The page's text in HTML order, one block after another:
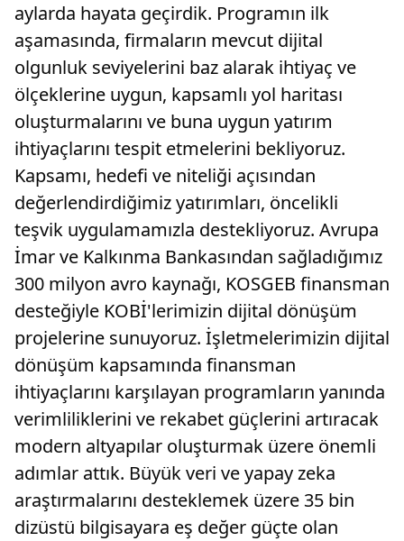
aylarda hayata geçirdik. Programın ilk
aşamasında, firmaların mevcut dijital
olgunluk seviyelerini baz alarak ihtiyaç ve
ölçeklerine uygun, kapsamlı yol haritası
oluşturmalarını ve buna uygun yatırım
ihtiyaçlarını tespit etmelerini bekliyoruz.
Kapsamı, hedefi ve niteliği açısından
değerlendirdiğimiz yatırımları, öncelikli
teşvik uygulamamızla destekliyoruz. Avrupa
İmar ve Kalkınma Bankasından sağladığımız
300 milyon avro kaynağı, KOSGEB finansman
desteğiyle KOBİ'lerimizin dijital dönüşüm
projelerine sunuyoruz. İşletmelerimizin dijital
dönüşüm kapsamında finansman
ihtiyaçlarını karşılayan programların yanında
verimliliklerini ve rekabet güçlerini artıracak
modern altyapılar oluşturmak üzere önemli
adımlar attık. Büyük veri ve yapay zeka
araştırmalarını desteklemek üzere 35 bin
dizüstü bilgisayara eş değer güçte olan